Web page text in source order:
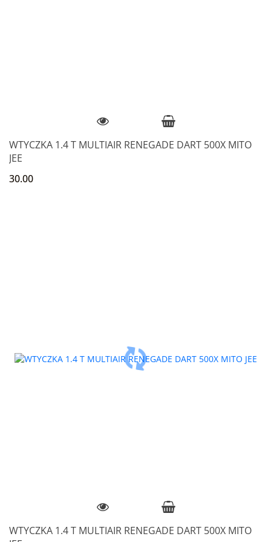
WTYCZKA 1.4 T MULTIAIR RENEGADE DART 500X MITO
JEE
30.00
WTYCZKA 1.4 T MULTIAIR RENEGADE DART 500X MITO